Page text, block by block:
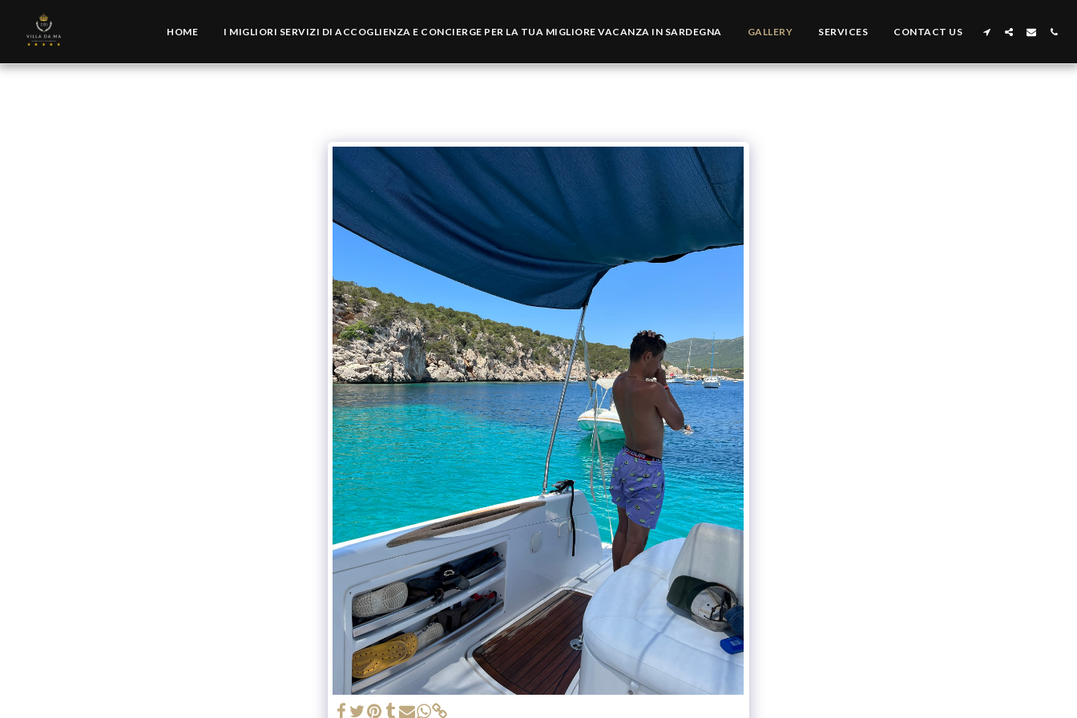
HOME I MIGLIORI SERVIZI DI ACCOGLIENZA E CONCIERGE PER LA TUA MIGLIORE VACANZA IN SARDEGNA GALLERY SERVICES CONTACT US